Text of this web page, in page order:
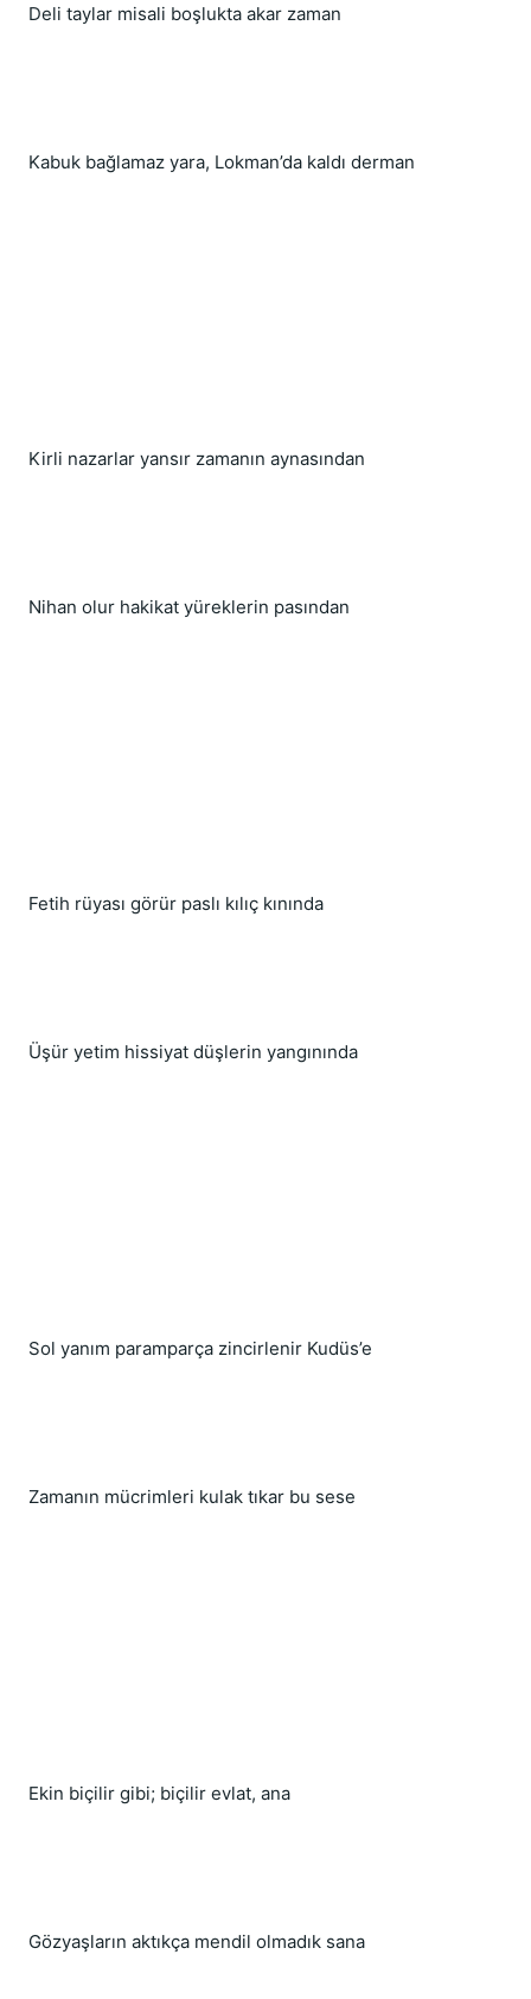
Deli taylar misali boşlukta akar zaman
Kabuk bağlamaz yara, Lokman’da kaldı derman
Kirli nazarlar yansır zamanın aynasından
Nihan olur hakikat yüreklerin pasından
Fetih rüyası görür paslı kılıç kınında
Üşür yetim hissiyat düşlerin yangınında
Sol yanım paramparça zincirlenir Kudüs’e
Zamanın mücrimleri kulak tıkar bu sese
Ekin biçilir gibi; biçilir evlat, ana
Gözyaşların aktıkça mendil olmadık sana